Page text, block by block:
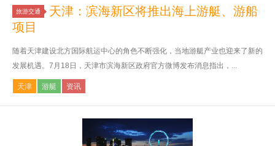
旅游交通
天津：滨海新区将推出海上游艇、游船
项目
随着天津建设北方国际航运中心的角色不断强化，当地游艇产业也迎来了新的
发展机遇。7月18日，天津市滨海新区政府官方微博发布消息指出，...
天津 游艇 资讯